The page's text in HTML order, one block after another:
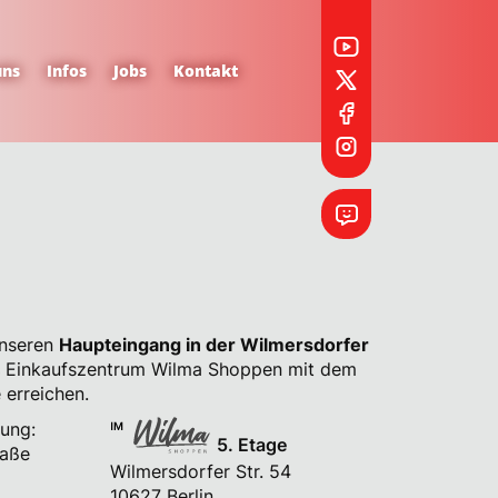
Infos Jobs Kontakt
Haupteingang in der Wilmersdorfer
Wilma Shoppen mit dem
5. Etage
Wilmersdorfer Str. 54